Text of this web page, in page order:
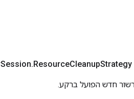
Session.ResourceCleanupStrategy
חדש הפועל ברקע.